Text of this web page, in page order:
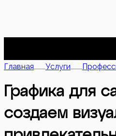
Главная Услуги
Графика для
создаем